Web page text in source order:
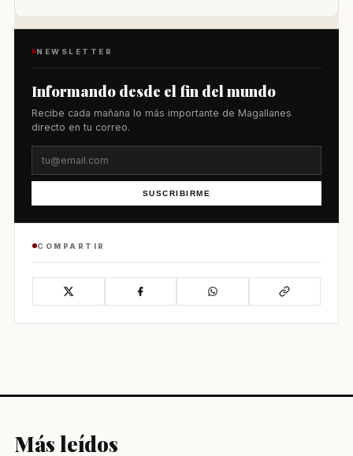
NEWSLETTER
Informando desde el fin del mundo
Recibe cada mañana lo más importante de Magallanes
directo en tu correo.
SUSCRIBIRME
COMPARTIR
Más leídos